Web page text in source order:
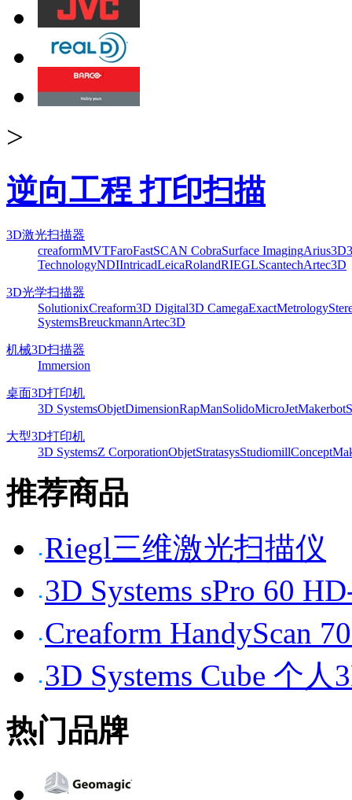
>
逆向工程 打印扫描
3D激光扫描器
creaformMVTFaroFastSCAN CobraSurface ImagingArius3D
TechnologyNDIIntricadLeicaRolandRIEGLScantechArtec3D
3D光学扫描器
SolutionixCreaform3D Digital3D CamegaExactMetrology
SystemsBreuckmannArtec3D
机械3D扫描器
Immersion
桌面3D打印机
3D SystemsObjetDimensionRapManSolidoMicroJetMakerbot
大型3D打印机
3D SystemsZ CorporationObjetStratasysStudiomillConcept
推荐商品
Riegl三维激光扫描仪
3D Systems sPro 60
Creaform HandyScan
3D Systems Cube 个人
热门品牌